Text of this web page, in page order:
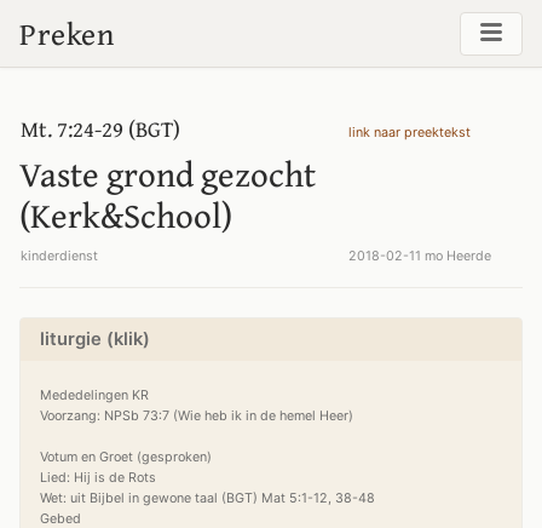
Preken
Mt. 7:24-29 (BGT) link naar preektekst
Vaste grond gezocht
(Kerk&School)
kinderdienst 2018-02-11 mo Heerde
liturgie (klik)
Mededelingen KR
Voorzang: NPSb 73:7 (Wie heb ik in de hemel Heer)
Votum en Groet (gesproken)
Lied: Hij is de Rots
Wet: uit Bijbel in gewone taal (BGT) Mat 5:1-12, 38-48
Gebed